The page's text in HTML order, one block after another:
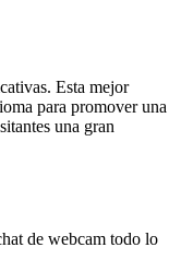
Esta mejor
para promover una
una gran
de webcam todo lo